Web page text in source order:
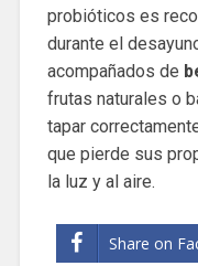
probióticos es
durante el
acompañados de
frutas naturales o
tapar
que pierde sus
la luz y al aire.
Share on